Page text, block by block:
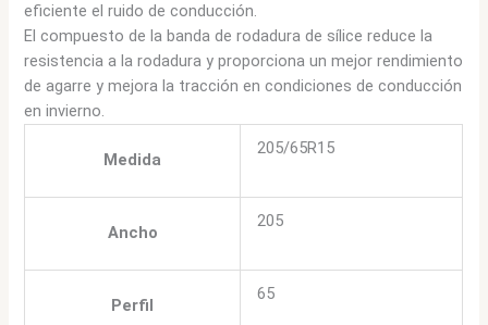
eficiente el ruido de conducción.
El compuesto de la banda de rodadura de sílice reduce la
resistencia a la rodadura y proporciona un mejor rendimiento
de agarre y mejora la tracción en condiciones de conducción
en invierno.
Medida
205/65R15
Ancho
205
Perfil
65